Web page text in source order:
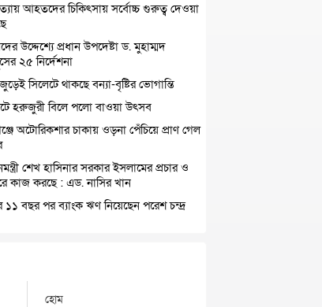
আহতদের চিকিৎসায় সর্বোচ্চ গুরুত্ব দেওয়া
উদ্দেশ্যে প্রধান উপদেষ্টা ড. মুহাম্মদ
২৫ নির্দেশনা
সিলেটে থাকছে বন্যা-বৃষ্টির ভোগান্তি
হরুজুরী বিলে পলো বাওয়া উৎসব
অটোরিকশার চাকায় ওড়না পেঁচিয়ে প্রাণ গেল
শেখ হাসিনার সরকার ইসলামের প্রচার ও
কাজ করছে : এড. নাসির খান
১১ বছর পর ব্যাংক ঋণ নিয়েছেন পরেশ চন্দ্র
হোম